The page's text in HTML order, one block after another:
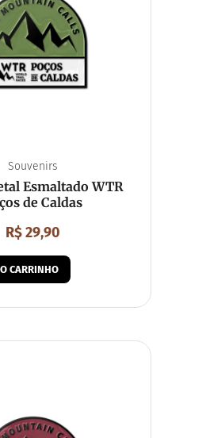
Souvenirs
Esmaltado WTR
de Caldas
R$29,90
CARRINHO